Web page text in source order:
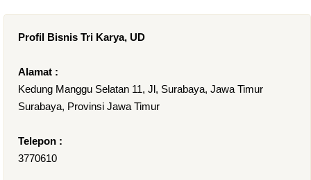
Profil Bisnis Tri Karya, UD
Alamat :
Kedung Manggu Selatan 11, Jl, Surabaya, Jawa Timur
Surabaya, Provinsi Jawa Timur
Telepon :
3770610